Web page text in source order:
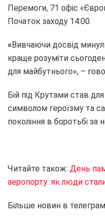
Перемоги, 71 офіс
Початок заходу 14:00.
«Вивчаючи досвід
краще розуміти
для майбутнього», –
Бій під Крутами став
символом героїзму та
покоління в боротьбі за
Читайте також: День
аеропорту: як люди
Більше новин в